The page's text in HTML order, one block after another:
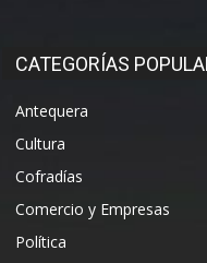
CATEGORÍAS
Antequera
Cultura
Cofradías
Comercio y Empresas
Política